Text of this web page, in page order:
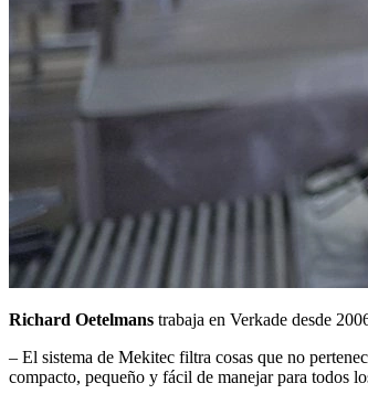
Richard Oetelmans trabaja en Verkade desde
– El sistema de Mekitec filtra cosas que no
compacto, pequeño y fácil de manejar para todos